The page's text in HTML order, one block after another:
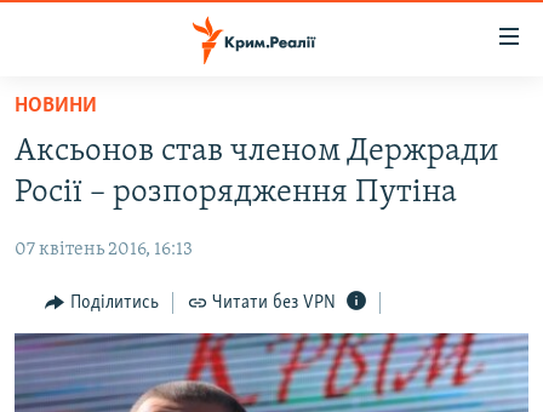
Перейти
основного
матеріалу
до
навігації
Перейти
до
пошуку
ВІДЕО ТА ФОТО
ПОЛІТИКА
БЛОГИ
ПОГЛЯД
ІНТЕРВ'Ю
НОВИНИ
Аксьонов став членом Держради
Росії – розпорядження Путіна
07 квітень 2016, 16:13
Поділитись Читати без VPN